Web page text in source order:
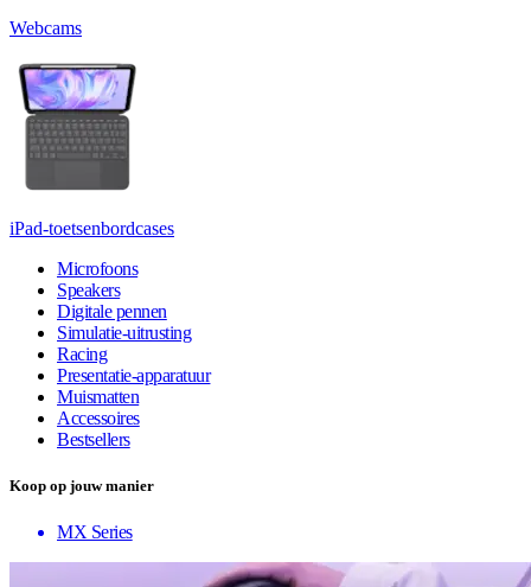
Webcams
iPad-toetsenbordcases
Microfoons
Speakers
Digitale pennen
Simulatie-uitrusting
Racing
Presentatie-apparatuur
Muismatten
Accessoires
Bestsellers
Koop op jouw manier
MX Series